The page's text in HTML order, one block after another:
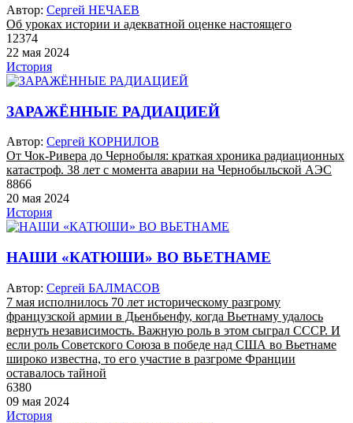
Автор: Сергей НЕЧАЕВ
Об уроках истории и адекватной оценке настоящего
12374
22 мая 2024
История
ЗАРАЖЁННЫЕ РАДИАЦИЕЙ
Автор: Сергей КОРНИЛОВ
От Чок-Ривера до Чернобыля: краткая хроника радиационных
катастроф. 38 лет с момента аварии на Чернобыльской АЭС
8866
20 мая 2024
История
НАШИ «КАТЮШИ» ВО ВЬЕТНАМЕ
Автор: Сергей БАЛМАСОВ
7 мая исполнилось 70 лет историческому разгрому
французской армии в Дьенбьенфу, когда Вьетнаму удалось
вернуть независимость. Важную роль в этом сыграл СССР. И
если роль Советского Союза в победе над США во Вьетнаме
широко известна, то его участие в разгроме Франции
оставалось тайной
6380
09 мая 2024
История